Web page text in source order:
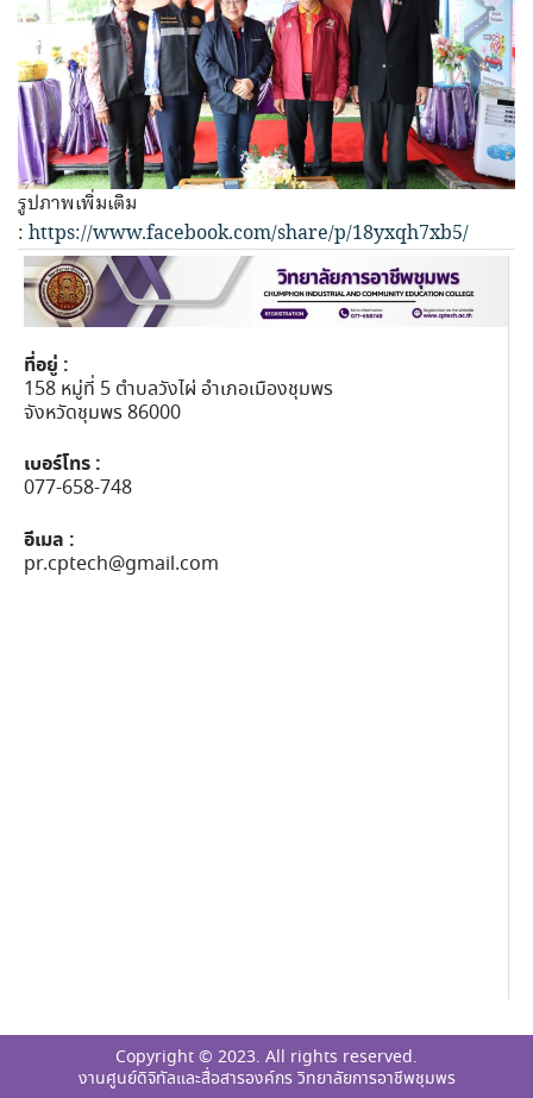
รูปภาพเพิ่มเติม
: https://www.facebook.com/share/p/18yxqh7xb5/
ที่อยู่ :
158 หมู่ที่ 5 ตำบลวังไผ่ อำเภอเมืองชุมพร
จังหวัดชุมพร 86000
เบอร์โทร :
077-658-748
อีเมล :
pr.cptech@gmail.com
Copyright © 2023. All rights reserved.
งานศูนย์ดิจิทัลและสื่อสารองค์กร วิทยาลัยการอาชีพชุมพร